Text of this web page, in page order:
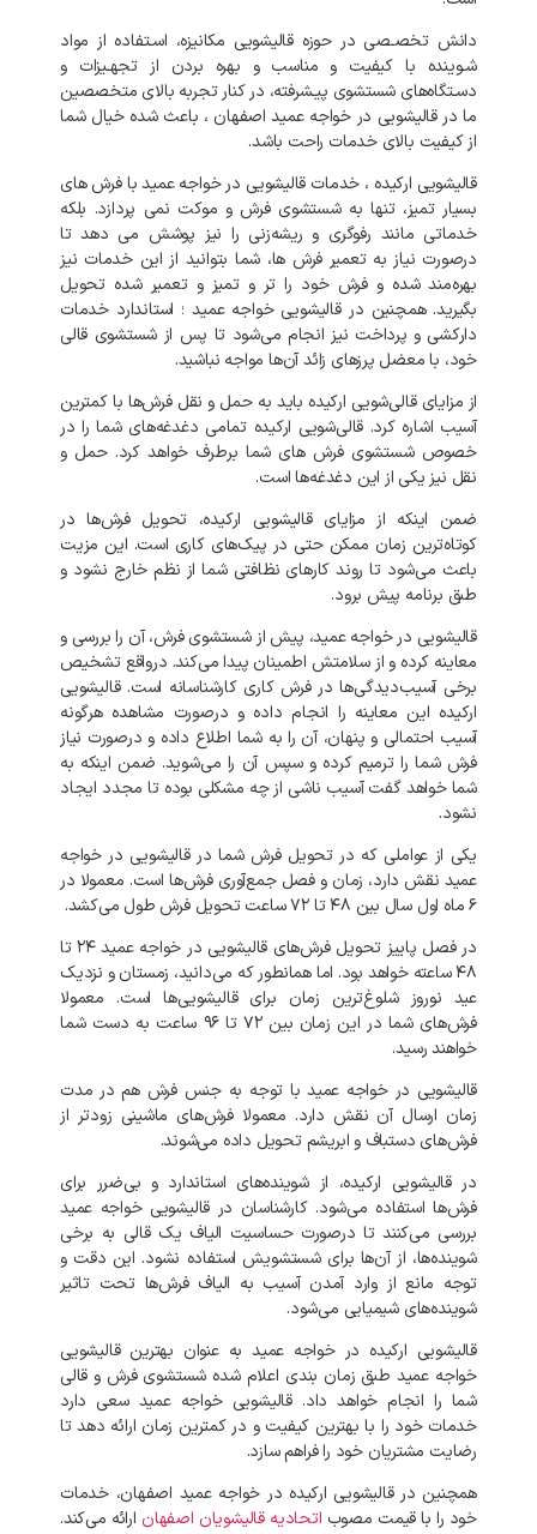
دانش تخصـصی در حوزه قالیشویی مکانیزه، اسـتفاده از مواد
شـوینده با کیفیت و مناسب و بهره بردن از تجهـیزات و
دسـتگاه‌های شستشوی پیـشرفته، در کنار تجربه بالای متخصصین
ما در قالیشویی در خواجه عمید اصفهان ، باعث شده خیال شما
از کیفیت بالای خدمات راحت باشد.
قالیشویی ارکیده ، خدمات قالیشویی در خواجه عمید با فرش های
بسیار تمیز، تنها به شستشوی فرش و موکت نمی‌ پردازد. بلکه
خدماتی مانند رفوگری و ریشه‌زنی را نیز پوشش می‌ دهد تا
درصورت نیاز به تعمیر فرش‌ ها، شما بتوانید از این خدمات نیز
بهره‌مند شده و فرش خود را تر و تمیز و تعمیر شده تحویل
بگیرید.همچنین در قالیشویی خواجه عمید ؛ استاندارد خدمات
دارکشی و پرداخت نیز انجام می‌شود تا پس از شستشوی قالی
خود، با معضل پرزهای زائدآن‌ها مواجه نباشید.
از مزایای قالی‌شویی ارکیده باید به حمل و نقل فرش‌ها با کمترین
آسیب اشاره کرد. قالی‌شویی ارکیده تمامی دغدغه‌های شما را در
خصوص شستشوی فرش‌ های شما برطرف خواهد کرد.حمل و
نقل نیز یکی از این دغدغه‌ها است.
ضمن اینکه از مزایای قالیشویی ارکیده، تحویل فرش‌ها در
کوتاه‌ترین زمان ممکن حتی در پیک‌های کاری است. این مزیت
باعث می‌شود تا روند کارهای نظافتی شما از نظم خارج نشود و
طبق برنامه پیش برود.
قالیشویی در خواجه عمید، پیش از شستشوی فرش، آن را بررسی و
معاینه کرده و از سلامتش اطمینان پیدا می‌کند. درواقع تشخیص
برخی آسیب‌دیدگی‌ها در فرش کاری کارشناسانه است.قالیشویی
ارکیده این معاینه را انجام داده و درصورت مشاهده هرگونه
آسیب احتمالی و پنهان، آن را به شما اطلاع داده و درصورت نیاز
فرش شما را ترمیم کرده و سپس آن را می‌شوید. ضمن اینکه به
شما خواهد گفت آسیب ناشی از چه مشکلی بوده تا مجدد ایجاد
نشود.
یکی از عواملی که در تحویل فرش شما در قالیشویی در خواجه
عمید نقش دارد، زمان و فصل جمع‌آوری فرش‌ها است. معمولا در
۶ ماه اول سال بین ۴۸تا۷۲ساعت تحویل فرش طول می‌کشد.
در فصل پاییز تحویل فرش‌های قالیشویی در خواجه عمید ۲۴ تا
۴۸ساعته خواهد بود. اماهمانطور که می‌دانید، زمستان و نزدیک
عید نوروز شلوغ‌ترین زمان برای قالیشویی‌ها است. معمولا
فرش‌های شما در این زمان بین ۷۲ تا ۹۶ ساعت به دست شما
خواهند رسید.
قالیشویی در خواجه عمید با توجه به جنس فرش هم در مدت
زمان ارسال آن نقش دارد. معمولا فرش‌های ماشینی زودتر از
فرش‌های دستباف و ابریشم تحویل داده می‌شوند.
در قالیشویی ارکیده، از شوینده‌های استاندارد و بی‌ضرر برای
فرش‌ها استفاده می‌شود.کارشناسان در قالیشویی خواجه عمید
بررسی می‌کنند تا درصورت حساسیت الیاف یک قالی به برخی
شوینده‌ها، از آن‌ها برای شستشویش استفاده نشود. این دقت و
توجه مانع از وارد آمدن آسیب به الیاف فرش‌ها تحت تاثیر
شوینده‌های شیمیایی می‌شود.
قالیشویی ارکیده در خواجه عمید به عنوان بهترین قالیشویی
خواجه عمید طبق زمان بندی اعلام شده شستشوی فرش و قالی
شما را انجام خواهد داد.قالیشویی خواجه عمید سعی دارد
خدمات خود را با بهترین کیفیت و در کمترین زمان ارائه دهد تا
رضایت مشتریان خود رافراهمسازد.
همچنین در قالیشویی ارکیده در خواجه عمید اصفهان، خدمات
خود را با قیمت مصوب اتحادیه قالیشویان اصفهان ارائه می‌کند.